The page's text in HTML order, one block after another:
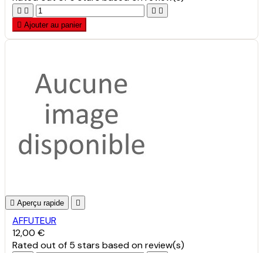
   
 Ajouter au panier
 Aperçu rapide 
AFFUTEUR
12,00 €
Ratedout of 5 stars based onreview(s)